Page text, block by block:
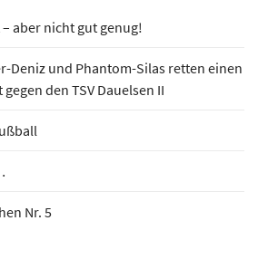
aber nicht gut genug!
Deniz und Phantom-Silas retten einen
den TSV Dauelsen II
Nr. 5